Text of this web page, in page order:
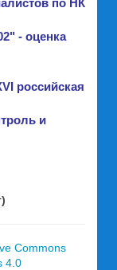
по НК
- оценка
российская
и
Commons
4.0